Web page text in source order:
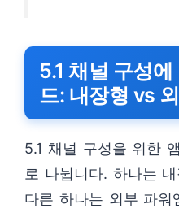
5.1 채널 구성
드: 내장형 vs
5.1 채널 구성을 위한
로 나뉩니다. 하나는
다른 하나는 외부 파워